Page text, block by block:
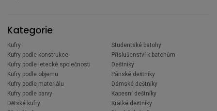
Kategorie
Kufry
Kufry podle konstrukce
Kufry podle letecké společnosti
Kufry podle objemu
Kufry podle materiálu
Kufry podle barvy
Dětské kufry
Studentské batohy
Příslušenství k batohům
Deštníky
Pánské deštníky
Dámské deštníky
Kapesní deštníky
Krátké deštníky